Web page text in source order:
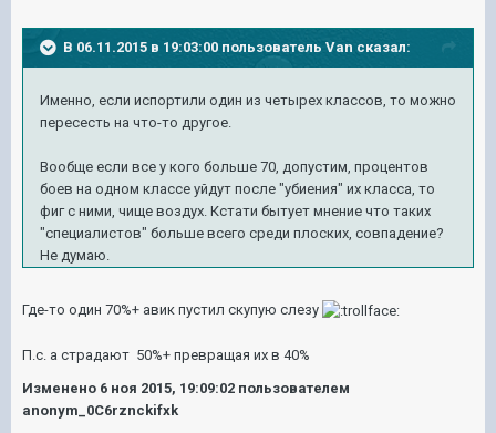
В 06.11.2015 в 19:03:00 пользователь Van сказал:
Именно, если испортили один из четырех классов, то можно
пересесть на что-то другое.
Вообще если все у кого больше 70, допустим, процентов
боев на одном классе уйдут после "убиения" их класса, то
фиг с ними, чище воздух. Кстати бытует мнение что таких
"специалистов" больше всего среди плоских, совпадение?
Не думаю.
Где-то один 70%+ авик пустил скупую слезу
П.с. а страдают 50%+ превращая их в 40%
Изменено 6 ноя 2015, 19:09:02 пользователем
anonym_0C6rznckifxk